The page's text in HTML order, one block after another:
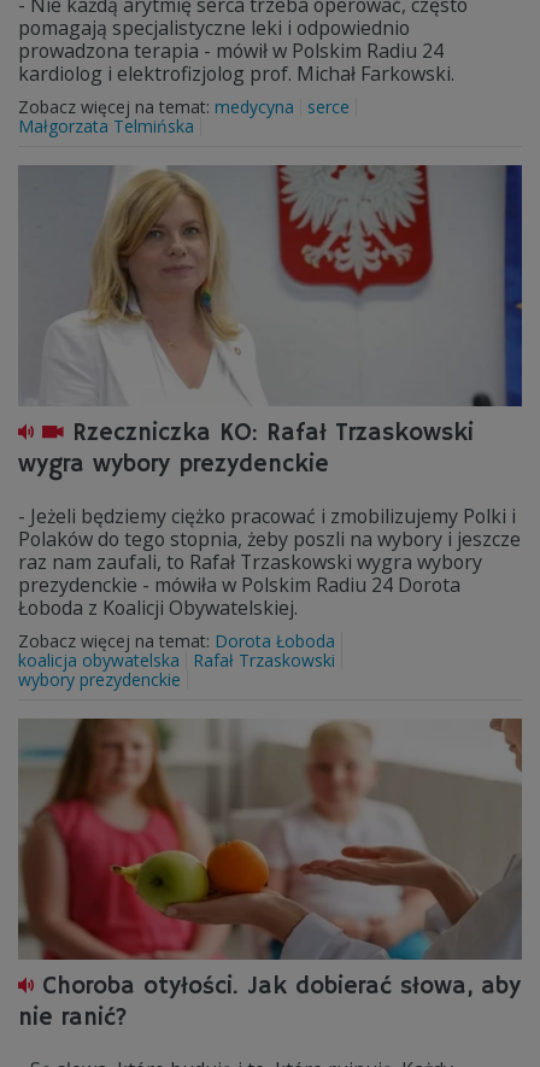
pomagają specjalistyczne leki i odpowiednio
prowadzona terapia - mówił w Polskim Radiu 24
kardiolog i elektrofizjolog prof. Michał Farkowski.
Zobacz więcej na temat: medycyna
serce
Małgorzata Telmińska
Rzeczniczka KO: Rafał Trzaskowski
wygra wybory prezydenckie
- Jeżeli będziemy ciężko pracować i zmobilizujemy Polki i
Polaków do tego stopnia, żeby poszli na wybory i jeszcze
raz nam zaufali, to Rafał Trzaskowski wygra wybory
prezydenckie - mówiła w Polskim Radiu 24 Dorota
Łoboda z Koalicji Obywatelskiej.
Zobacz więcej na temat: Dorota Łoboda
koalicja obywatelska
Rafał Trzaskowski
wybory prezydenckie
Choroba otyłości. Jak dobierać słowa, aby
nie ranić?